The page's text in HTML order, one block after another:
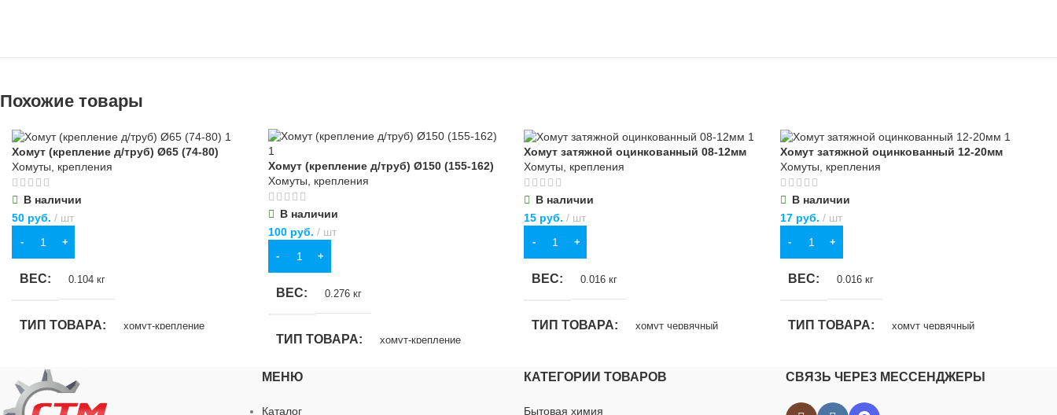
Похожие товары
Хомут (крепление д/труб) Ø65 (74-80)
Хомуты, крепления
В наличии
50 руб. шт
В КОРЗИНУ
ВЕС 0.104 кг
ТИП ТОВАРА хомут-крепление
НАЗНАЧЕНИЕ
для водоснабжения
Хомут (крепление д/труб) Ø150 (155-162)
Хомуты, крепления
В наличии
100руб. шт
В КОРЗИНУ
ВЕС 0.276 кг
ТИП ТОВАРА хомут-крепление
НАЗНАЧЕНИЕ
Хомут затяжной оцинкованный 08-12мм
Хомуты, крепления
В наличии
15 руб. шт
В КОРЗИНУ
ВЕС 0.016 кг
ТИП ТОВАРА хомут червячный
НАЗНАЧЕНИЕ для бытовых нужд
Хомут затяжной оцинкованный 12-20мм
Хомуты, крепления
В наличии
17руб. шт
В КОРЗИНУ
ВЕС 0.016 кг
ТИП ТОВАРА хомут червячный
НАЗНАЧЕНИЕ для бытовых нужд
МЕНЮ
Каталог
КАТЕГОРИИ ТОВАРОВ
Бытовая химия
СВЯЗЬ ЧЕРЕЗ МЕССЕНДЖЕРЫ